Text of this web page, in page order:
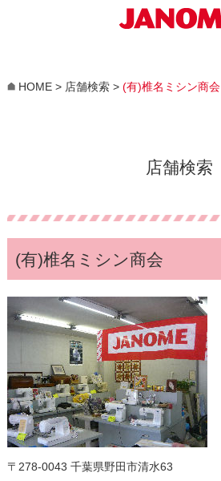
HOME> 店舗検索> (有)椎名ミシン商会
店舗検索
(有)椎名ミシン商会
〒278-0043 千葉県野田市清水63